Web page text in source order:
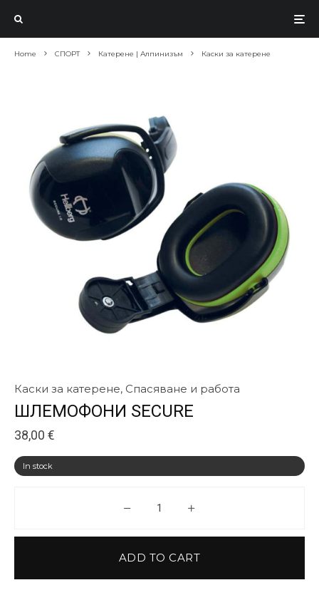
Home СПОРТ Катерене | Алпинизъм Каски за катерене
Каски за катерене, Спасяване и работа
ШЛЕМОФОНИ SECURE
38,00 €
In stock
ШЛЕМОФОНИ SECURE
ADD TO CART